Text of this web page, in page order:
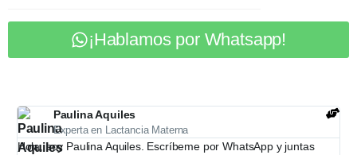
¡Hablamos por Whatsapp!
Paulina Aquiles
Experta en Lactancia Materna
Hola, soy Paulina Aquiles. Escríbeme por WhatsApp y juntas